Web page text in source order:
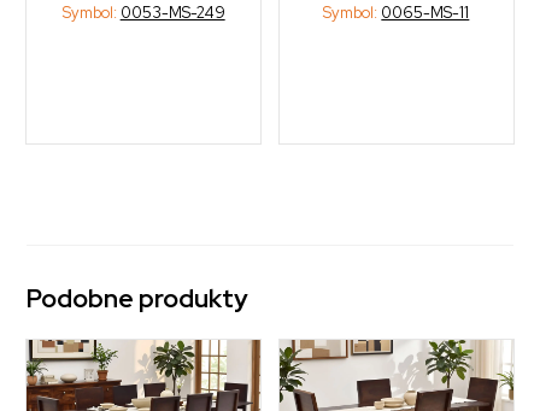
Symbol: 0053-MS-249
Symbol: 0065-MS-11
Podobne produkty